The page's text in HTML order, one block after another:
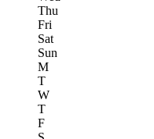
Thu
Fri
Sat
Sun
M
T
W
T
F